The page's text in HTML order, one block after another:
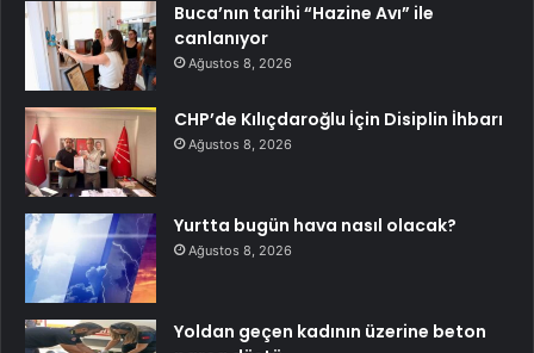
Buca’nın tarihi “Hazine Avı” ile
canlanıyor
Ağustos 8, 2026
CHP’de Kılıçdaroğlu İçin Disiplin İhbarı
Ağustos 8, 2026
Yurtta bugün hava nasıl olacak?
Ağustos 8, 2026
Yoldan geçen kadının üzerine beton